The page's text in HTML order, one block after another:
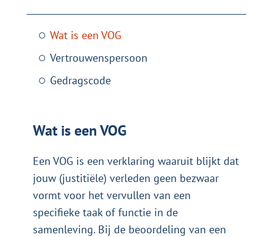
Wat is een VOG
Vertrouwenspersoon
Gedragscode
Wat is een VOG
Een VOG is een verklaring waaruit blijkt dat
jouw (justitiële) verleden geen bezwaar
vormt voor het vervullen van een
specifieke taak of functie in de
samenleving. Bij de beoordeling van een